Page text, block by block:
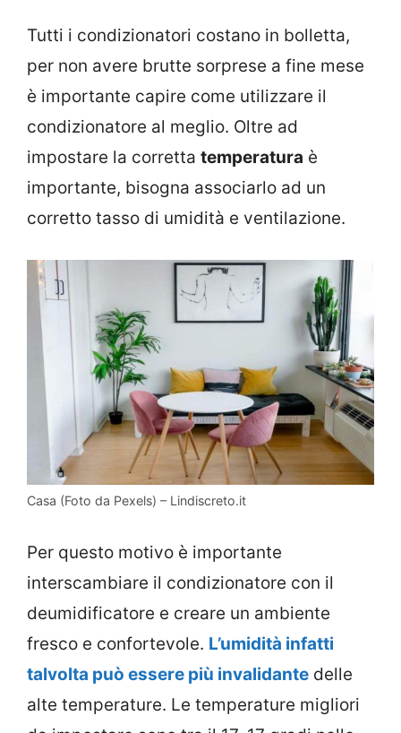
Tutti i condizionatori costano in bolletta,
per non avere brutte sorprese a fine mese
è importante capire come utilizzare il
condizionatore al meglio. Oltre ad
impostare la corretta temperatura è
importante, bisogna associarlo ad un
corretto tasso di umidità e ventilazione.
Casa (Foto da Pexels) – Lindiscreto.it
Per questo motivo è importante
interscambiare il condizionatore con il
deumidificatore e creare un ambiente
fresco e confortevole. L’umidità infatti
talvolta può essere più invalidante delle
alte temperature. Le temperature migliori